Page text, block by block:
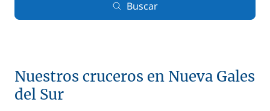
Buscar
Nuestros cruceros en Nueva Gales
del Sur